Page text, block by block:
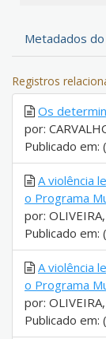
Metadados
Registros
Os
por:
Publicado em:
A violência
o Programa
por:
Publicado em:
A violência
o Programa
por:
Publicado em: